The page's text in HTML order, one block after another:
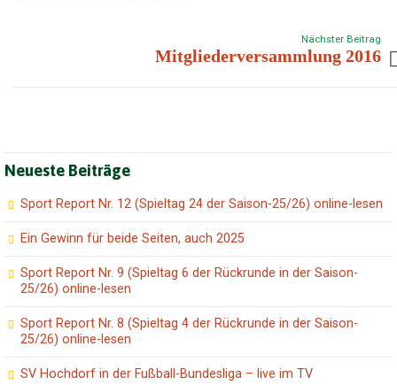
Nächster Beitrag
Mitgliederversammlung 2016
Neueste Beiträge
Sport Report Nr. 12 (Spieltag 24 der Saison-25/26) online-lesen
Ein Gewinn für beide Seiten, auch 2025
Sport Report Nr. 9 (Spieltag 6 der Rückrunde in der Saison-
25/26) online-lesen
Sport Report Nr. 8 (Spieltag 4 der Rückrunde in der Saison-
25/26) online-lesen
SV Hochdorf in der Fußball-Bundesliga – live im TV